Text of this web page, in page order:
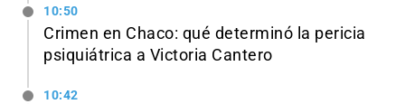
10:50
Crimen en Chaco: qué determinó la pericia
psiquiátrica a Victoria Cantero
10:42